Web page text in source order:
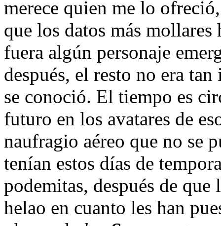
merece quien me lo
que los datos más
fuera algún personaje
después, el resto no era
se conoció. El tiempo es
futuro en los avatares de
naufragio aéreo que no se
tenían estos días de
podemitas, después de
helao en cuanto les han